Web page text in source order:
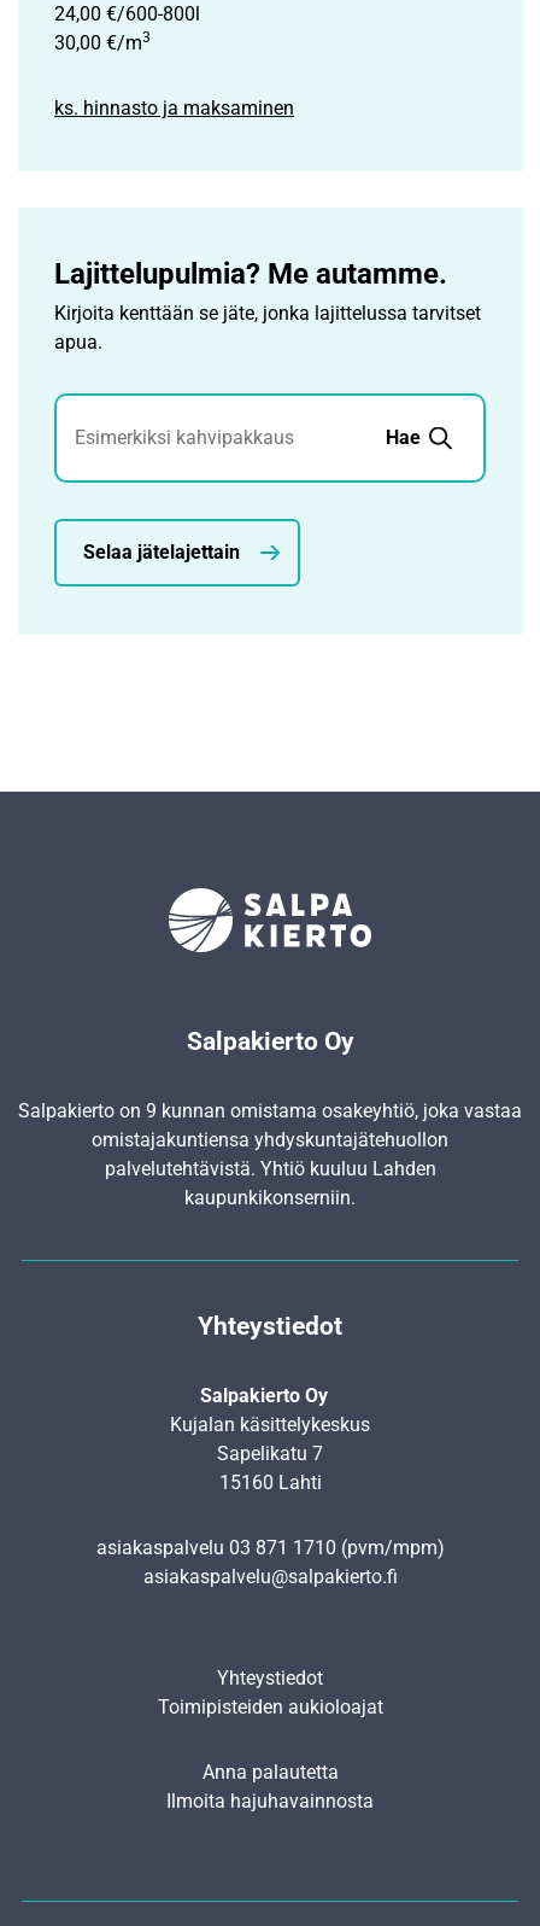
24,00 €/600-800l
30,00 €/m3
ks. hinnasto ja maksaminen
Lajittelupulmia? Me autamme.
Kirjoita kenttään se jäte, jonka lajittelussa tarvitset
apua.
Jätehaku
Hae
Selaa jätelajettain
Salpakierto Oy
Salpakierto on 9 kunnan omistama osakeyhtiö, joka vastaa
omistajakuntiensa yhdyskunta­jätehuollon
palvelutehtävistä. Yhtiö kuuluu Lahden
kaupunkikonserniin.
Yhteystiedot
Salpakierto Oy
Kujalan käsittelykeskus
Sapelikatu 7
15160 Lahti
asiakaspalvelu 03 871 1710 (pvm/mpm)
asiakaspalvelu@salpakierto.fi
Yhteystiedot
Toimipisteiden aukioloajat
Anna palautetta
Ilmoita hajuhavainnosta